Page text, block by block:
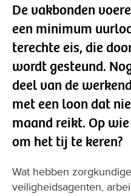
De vakbonden
een minimum
terechte eis, die
wordt gesteund.
deel van de
met een loon dat
maand reikt. Op
om het tij te keren?
Wat hebben
veiligheidsagenten,